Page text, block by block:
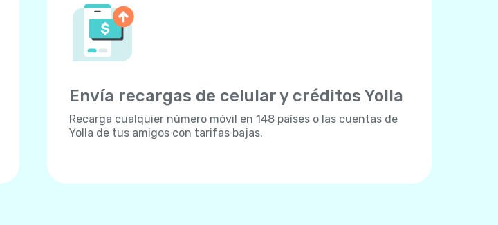
Envía recargas de celular y créditos Yolla
Recarga cualquier número móvil en 148 países o las cuentas de
Yolla de tus amigos con tarifas bajas.